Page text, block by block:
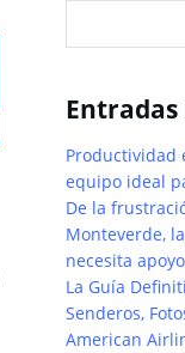
Productividad
equipo ideal
De la
Monteverde,
necesita
La Guía
Senderos,
American